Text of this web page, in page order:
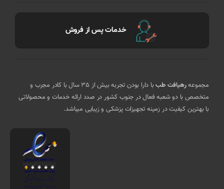
خدمات پس از فروش
مجموعهرهیافت طب
با دارا بودن تجربه بیش از 35 سال با کادر مجرب و
متخصص با دو شعبه فعال در جنوب کشور در صدد ارائه خدمات و محصولاتی
با بهترین کیفیت در زمینه تجهیزات پزشکی و زیبایی میباشد.